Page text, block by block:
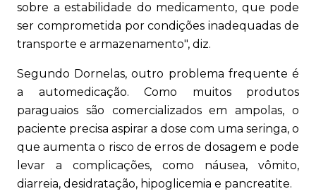
sobre a estabilidade do medicamento, que pode
ser comprometida por condições inadequadas de
transporte e armazenamento", diz.
Segundo Dornelas, outro problema frequente é
a automedicação. Como muitos produtos
paraguaios são comercializados em ampolas, o
paciente precisa aspirar a dose com uma seringa, o
que aumenta o risco de erros de dosagem e pode
levar a complicações, como náusea, vômito,
diarreia, desidratação, hipoglicemia e pancreatite.